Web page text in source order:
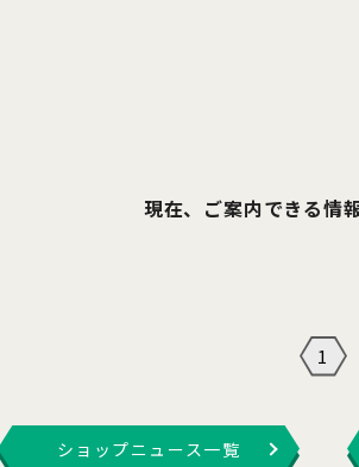
現在、ご案内できる情
1
ショップニュース一覧